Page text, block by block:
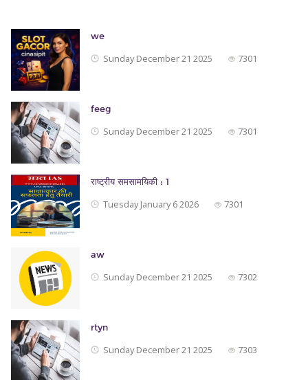
we
Sunday December 21 2025 7301
feeg
Sunday December 21 2025 7301
राष्ट्रीय समसामयिकी : 1
Tuesday January 6 2026 7301
aw
Sunday December 21 2025 7302
rtyn
Sunday December 21 2025 7303